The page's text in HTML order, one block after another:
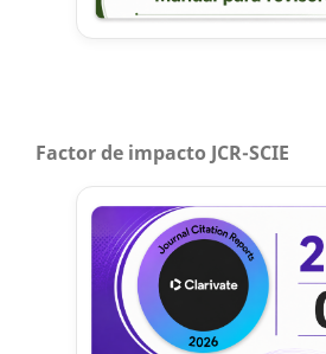
Factor de impacto JCR-SCIE